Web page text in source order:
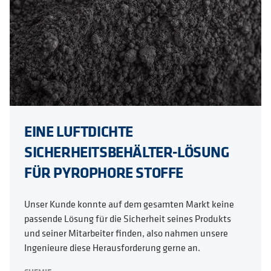
EINE LUFTDICHTE
SICHERHEITSBEHÄLTER-LÖSUNG
FÜR PYROPHORE STOFFE
Unser Kunde konnte auf dem gesamten Markt keine
passende Lösung für die Sicherheit seines Produkts
und seiner Mitarbeiter finden, also nahmen unsere
Ingenieure diese Herausforderung gerne an.